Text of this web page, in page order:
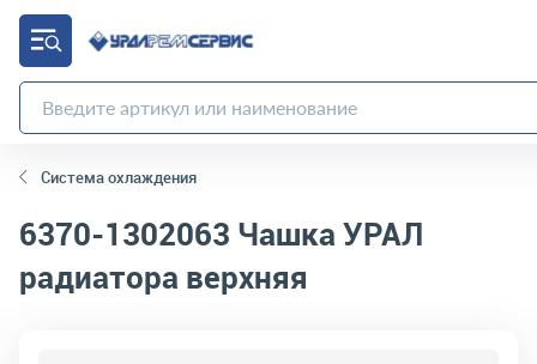
Система охлаждения
6370-1302063 Чашка УРАЛ
радиатора верхняя